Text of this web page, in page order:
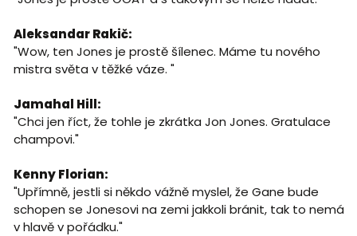
Aleksandar Rakič:
"Wow, ten Jones je prostě šílenec. Máme tu nového
mistra světa v těžké váze. "
Jamahal Hill:
"Chci jen říct, že tohle je zkrátka Jon Jones. Gratulace
champovi."
Kenny Florian:
"Upřímně, jestli si někdo vážně myslel, že Gane bude
schopen se Jonesovi na zemi jakkoli bránit, tak to nemá
v hlavě v pořádku."